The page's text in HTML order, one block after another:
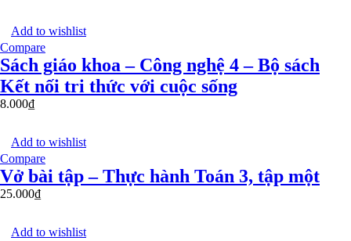
Add to wishlist
Compare
Sách giáo khoa – Công nghệ 4 – Bộ sách
Kết nối tri thức với cuộc sống
8.000₫
Add to wishlist
Compare
Vở bài tập – Thực hành Toán 3, tập một
25.000₫
Add to wishlist